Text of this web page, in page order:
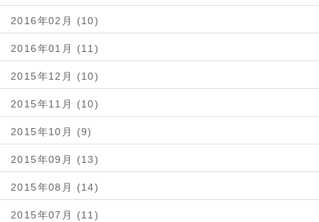
2016年02月 (10)
2016年01月 (11)
2015年12月 (10)
2015年11月 (10)
2015年10月 (9)
2015年09月 (13)
2015年08月 (14)
2015年07月 (11)